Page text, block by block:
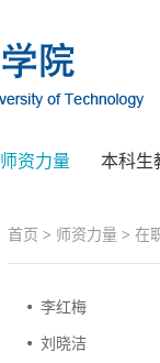
师资力量 本科生
首页 > 师资力量 > 在
李红梅
刘晓洁